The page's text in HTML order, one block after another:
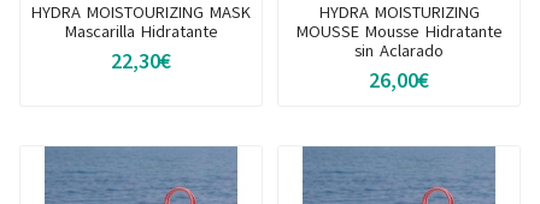
HYDRA MOISTOURIZING MASK
Mascarilla Hidratante
22,30€
HYDRA MOISTURIZING
MOUSSE Mousse Hidratante
sin Aclarado
26,00€